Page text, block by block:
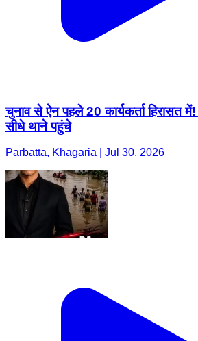
चुनाव से ऐन पहले 20 कार्यकर्ता हिरासत
सीधे थाने पहुंचे
Parbatta, Khagaria | Jul 30, 2026